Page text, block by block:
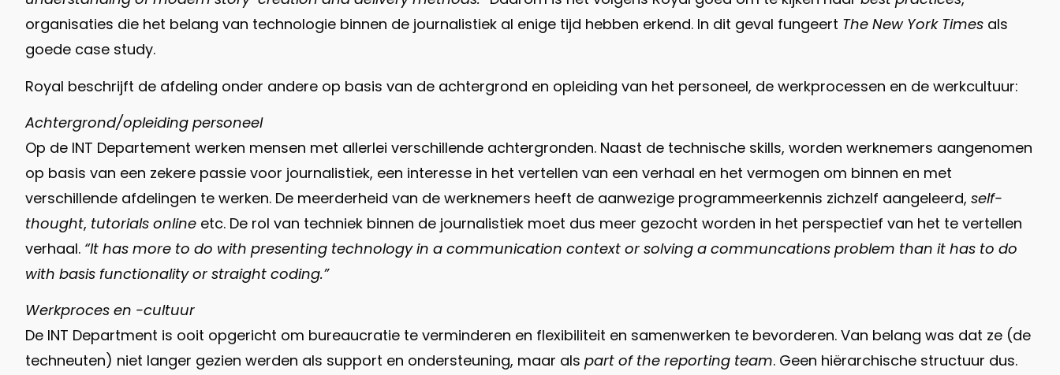
organisaties die het belang van technologie binnen de journalistiek al enige tijd hebben erkend. In dit geval fungeert The New York Times als
goede case study.
Royal beschrijft de afdeling onder andere op basis van de achtergrond en opleiding van het personeel, de werkprocessen en de werkcultuur:
Achtergrond/opleiding personeel
Op de INT Departement werken mensen met allerlei verschillende achtergronden. Naast de technische skills, worden werknemers aangenomen
op basis van een zekere passie voor journalistiek, een interesse in het vertellen van een verhaal en het vermogen om binnen en met
verschillende afdelingen te werken. De meerderheid van de werknemers heeft de aanwezige programmeerkennis zichzelf aangeleerd, self-
thought, tutorials online etc. De rol van techniek binnen de journalistiek moet dus meer gezocht worden in het perspectief van het te vertellen
verhaal. “It has more to do with presenting technology in a communication context or solving a communcations problem than it has to do
with basis functionality or straight coding.”
Werkproces en -cultuur
De INT Department is ooit opgericht om bureaucratie te verminderen en flexibiliteit en samenwerken te bevorderen. Van belang was dat ze (de
techneuten) niet langer gezien werden als support en ondersteuning, maar als part of the reporting team. Geen hiërarchische structuur dus.